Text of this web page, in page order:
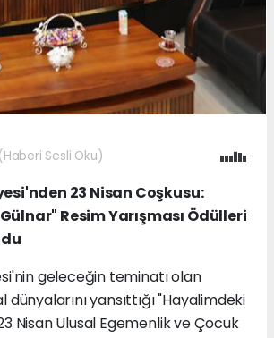
(Haberi Sesli Oku)
23 Nisan Coşkusu:
Resim Yarışması Ödülleri
geleceğin teminatı olan
yansıttığı "Hayalimdeki
Nisan Ulusal Egemenlik ve Çocuk